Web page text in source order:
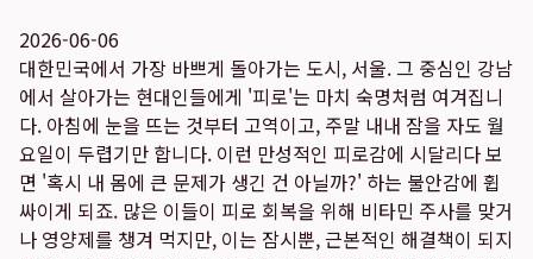
2026-06-06
대한민국에서 가장 바쁘게 돌아가는 도시, 서울. 그 중심인 강남
에서 살아가는 현대인들에게 '피로'는 마치 숙명처럼 여겨집니
다. 아침에 눈을 뜨는 것부터 고역이고, 주말 내내 잠을 자도 월
요일이 두렵기만 합니다. 이런 만성적인 피로감에 시달리다 보
면 '혹시 내 몸에 큰 문제가 생긴 건 아닐까?' 하는 불안감에 휩
싸이게 되죠. 많은 이들이 피로 회복을 위해 비타민 주사를 맞거
나 영양제를 챙겨 먹지만, 이는 잠시뿐, 근본적인 해결책이 되지